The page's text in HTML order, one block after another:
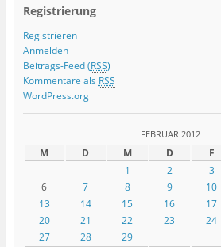
Registrierung
Registrieren
Anmelden
Beitrags-Feed (RSS)
Kommentare als RSS
WordPress.org
FEBRUAR 2012
M D M D F
1 2 3
6
7 8 9 10
13
14 15 16 17
20
21 22 23 24
27
28 29